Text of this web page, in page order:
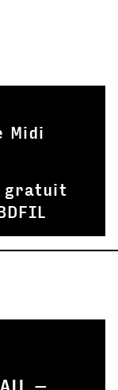
Midi
gratuit